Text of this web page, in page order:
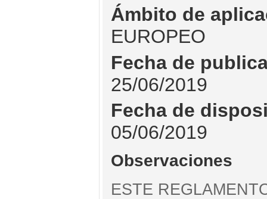
Ámbito de
EUROPEO
Fecha de
25/06/2019
Fecha de
05/06/2019
Observaciones
ESTE